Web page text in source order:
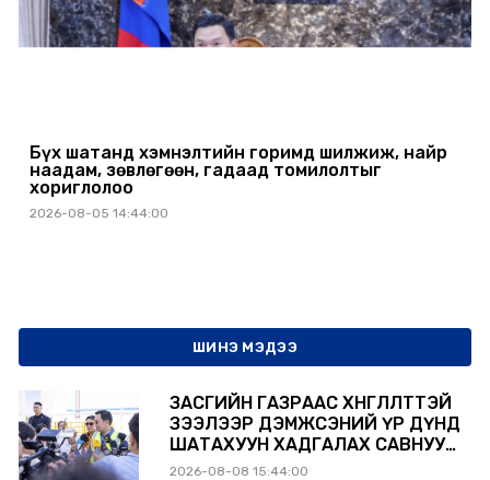
Бүх шатанд хэмнэлтийн горимд шилжиж, найр
наадам, зөвлөгөөн, гадаад томилолтыг
хориглолоо
2026-08-05 14:44:00
ШИНЭ МЭДЭЭ
ЗАСГИЙН ГАЗРААС ХӨНГӨЛӨЛТТЭЙ
ЗЭЭЛЭЭР ДЭМЖСЭНИЙ ҮР ДҮНД
ШАТАХУУН ХАДГАЛАХ САВНУУД
ЭХНЭЭСЭЭ АШИГЛАЛТАД ОРЖ
2026-08-08 15:44:00